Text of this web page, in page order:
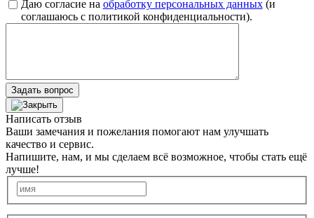
Даю согласие на обработку персональных данных(и
соглашаюсь с политикой конфиденциальности).
Задать вопрос
Написать отзыв
Ваши замечания и пожелания помогают нам улучшать
качество и сервис.
Напишите, нам, и мы сделаем всё возможное, чтобы стать ещё
лучше!